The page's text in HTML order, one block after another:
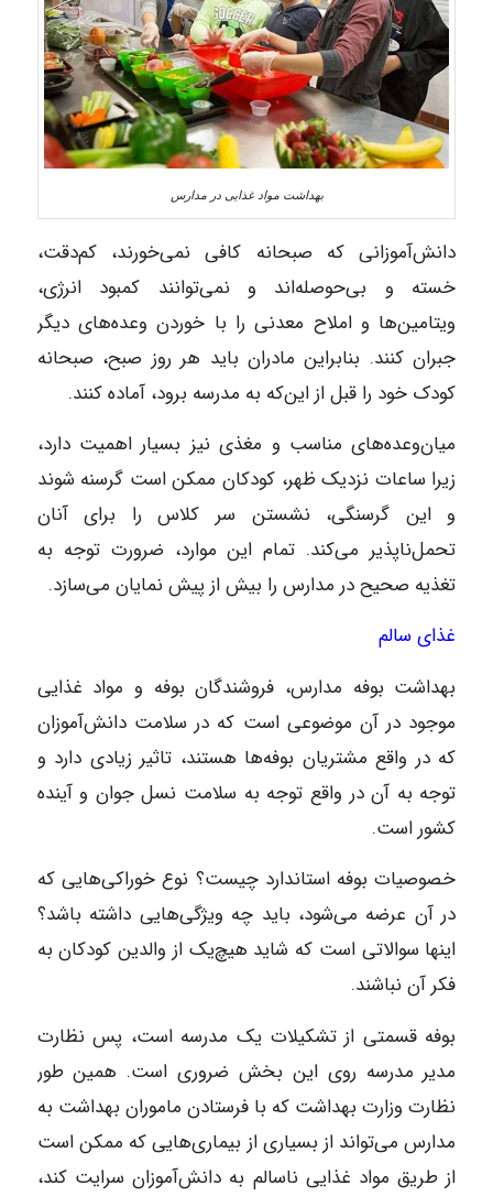
بهداشت مواد غذایی در مدارس
دانش‌آموزانی که صبحانه کافی نمی‌خورند، کم‌دقت،
خسته و بی‌حوصله‌اند و نمی‌توانند کمبود انرژی،
ویتامین‌ها و املاح معدنی را با خوردن وعده‌های دیگر
جبران کنند. بنابراین مادران باید هر روز صبح، صبحانه
کودک خود را قبل از این‌که به مدرسه برود، آماده کنند.
میان‌وعده‌های مناسب و مغذی نیز بسیار اهمیت دارد،
زیرا ساعات نزدیک ظهر، کودکان ممکن است گرسنه شوند
و این گرسنگی، نشستن سر کلاس را برای آنان
تحمل‌ناپذیر می‌کند. تمام این موارد، ضرورت توجه به
تغذیه صحیح در مدارس را بیش از پیش نمایان می‌سازد.
غذای سالم‌
بهداشت بوفه مدارس، فروشندگان بوفه و مواد غذایی
موجود در آن موضوعی است که در سلامت دانش‌آموزان
که در واقع مشتریان بوفه‌ها هستند، تاثیر زیادی دارد و
توجه به آن در واقع توجه به سلامت نسل جوان و آینده
کشور است.
خصوصیات بوفه استاندارد چیست؟ نوع خوراکی‌هایی که
در آن عرضه می‌شود، باید چه ویژگی‌هایی داشته باشد؟
اینها سوالاتی است که شاید هیچ‌یک از والدین کودکان به
فکر آن نباشند.
بوفه قسمتی از تشکیلات یک مدرسه است، پس نظارت
مدیر مدرسه روی این بخش ضروری است. همین طور
نظارت وزارت بهداشت که با فرستادن ماموران بهداشت به
مدارس می‌تواند از بسیاری از بیماری‌هایی که ممکن است
از طریق مواد غذایی ناسالم به دانش‌آموزان سرایت کند،